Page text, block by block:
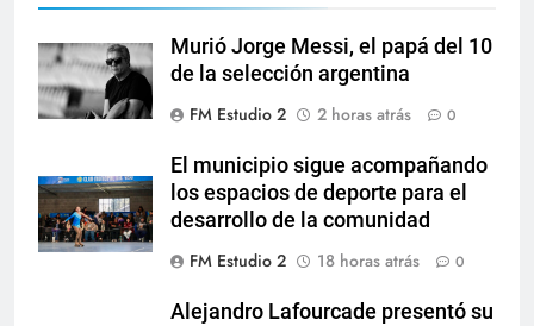
Murió Jorge Messi, el papá del 10
de la selección argentina
FM Estudio 2
2 horas atrás 0
El municipio sigue acompañando
los espacios de deporte para el
desarrollo de la comunidad
FM Estudio 2
18 horas atrás 0
Alejandro Lafourcade presentó su